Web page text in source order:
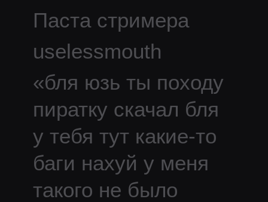
Паста стримера
uselessmouth
«бля юзь ты походу
пиратку скачал бля
у тебя тут какие-то
баги нахуй у меня
такого не было